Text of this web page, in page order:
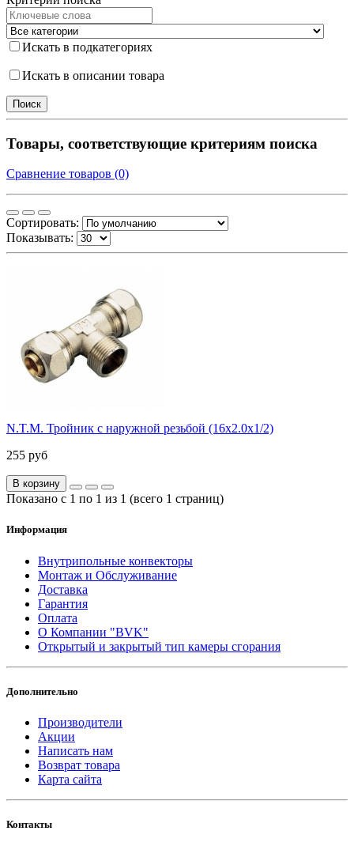
Искать в подкатегориях
Искать в описании товара
Товары, соответствующие критериям поиска
Сравнение товаров (0)
Сортировать:
Показывать:
N.T.M. Тройник с наружной резьбой (16х2.0х1/2)
255 руб
В корзину
Показано с 1 по 1 из 1 (всего 1 страниц)
Информация
Внутрипольные конвекторы
Монтаж и Обслуживание
Доставка
Гарантия
Оплата
О Компании "BVK"
Открытый и закрытый тип камеры сгорания
Дополнительно
Производители
Акции
Написать нам
Возврат товара
Карта сайта
Контакты